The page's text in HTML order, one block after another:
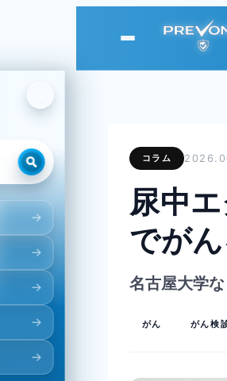
PREVONO
コラム
尿中
でが
名古屋大学
がん がん検